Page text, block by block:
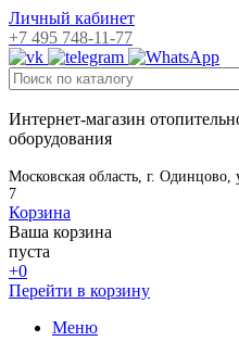
Личный кабинет
+7 495 748-11-77
Интернет-магазин
оборудования
Московская область, г.
7
Корзина
Ваша корзина
пуста
+0
Перейти в корзину
Меню